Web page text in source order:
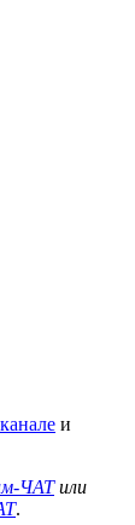
и
ЧАТили
.